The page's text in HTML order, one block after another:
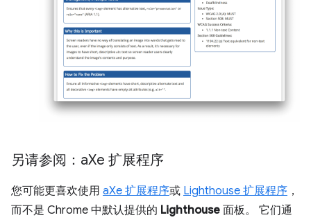
另请参阅：aXe 扩展程序
您可能更喜欢使用 aXe 扩展程序或 Lighthouse 扩展程序 ，
而不是 Chrome 中默认提供的 Lighthouse 面板。 它们通